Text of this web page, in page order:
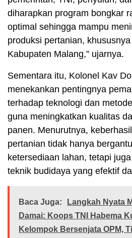
diharapkan program bongkar
optimal sehingga mampu
produksi pertanian,
Kabupaten Malang,” ujarnya.
Sementara itu, Kolonel Kav
menekankan pentingnya
terhadap teknologi dan
guna meningkatkan kualitas
panen. Menurutnya,
pertanian tidak hanya
ketersediaan lahan, tetapi
teknik budidaya yang efektif
Baca Juga:
Langkah Nyata
Damai: Koops TNI Habema
Kelompok Bersenjata OPM,